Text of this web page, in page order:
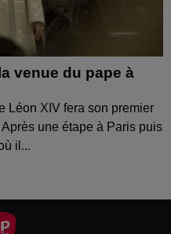
venue du pape à
Léon XIV fera son premier
une étape à Paris puis
il...